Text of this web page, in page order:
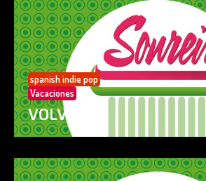
spanish indie pop
Vacaciones
VOLVERÁS